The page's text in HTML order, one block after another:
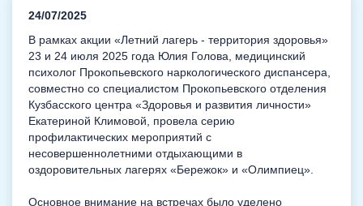
24/07/2025
В рамках акции «Летний лагерь - территория здоровья»
23 и 24 июля 2025 года Юлия Голова, медицинский
психолог Прокопьевского наркологического диспансера,
совместно со специалистом Прокопьевского отделения
Кузбасского центра «Здоровья и развития личности»
Екатериной Климовой, провела серию
профилактических мероприятий с
несовершеннолетними отдыхающими в
оздоровительных лагерях «Бережок» и «Олимпиец».
Основное внимание на встречах было уделено